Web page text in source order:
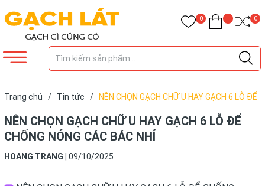
0 0
Trang chủ / Tin tức /
NÊN CHỌN GẠCH CHỮ U HAY GẠCH 6 LỖ ĐỂ
NÊN CHỌN GẠCH CHỮ U HAY GẠCH 6 LỖ ĐỂ
CHỐNG NÓNG CÁC BÁC NHỈ
HOANG TRANG 09/10/2025